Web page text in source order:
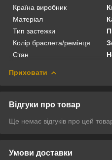
Країна виробник
Матеріал
Тип застежки
Колір браслета/ремінця
Стан
Приховати
Відгуки про товар
Ще немає відгуків про цей
Умови доставки